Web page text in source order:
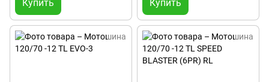
Купить Купить